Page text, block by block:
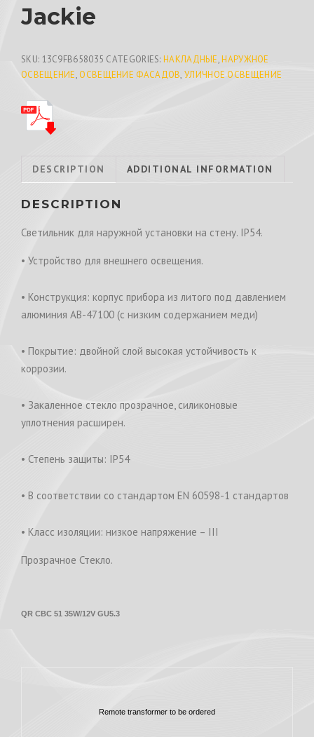
Jackie
SKU: 13C9FB658035 CATEGORIES:НАКЛАДНЫЕ,НАРУЖНОЕ
ОСВЕЩЕНИЕ, ОСВЕЩЕНИЕ ФАСАДОВ,УЛИЧНОЕ ОСВЕЩЕНИЕ
DESCRIPTION ADDITIONAL INFORMATION
DESCRIPTION
Светильник для наружной установки на стену. IP54.
• Устройство для внешнего освещения.
• Конструкция: корпус прибора из литого под давлением
алюминия AB-47100 (с низким содержанием меди)
• Покрытие: двойной слой высокая устойчивость к
коррозии.
• Закаленное стекло прозрачное, силиконовые
уплотнения расширен.
• Степень защиты: IP54
• В соответствии со стандартом EN 60598-1 стандартов
• Класс изоляции: низкое напряжение – III
Прозрачное Стекло.
QR CBC 51 35W/12V GU5.3
Remote transformer to be ordered